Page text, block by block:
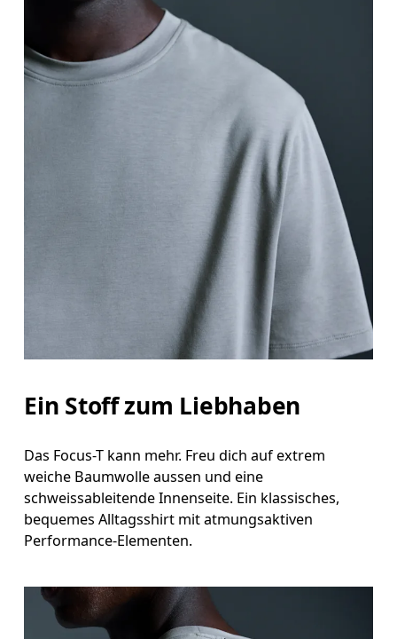
Ein Stoff zum Liebhaben
Das Focus-T kann mehr. Freu dich auf extrem
weiche Baumwolle aussen und eine
schweissableitende Innenseite. Ein klassisches,
bequemes Alltagsshirt mit atmungsaktiven
Performance-Elementen.